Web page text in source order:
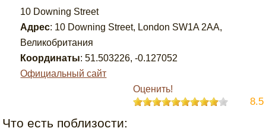
10 Downing Street
Адрес: 10 Downing Street, London SW1A 2AA,
Великобритания
Координаты: 51.503226,-0.127052
Официальный сайт
Оценить!
8.5
Что есть поблизости: